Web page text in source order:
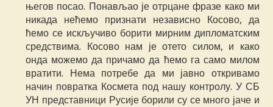
његов посао. Понављао је отрцане фразе како ми
никада нећемо признати независно Косово, да
ћемо се искључиво борити мирним дипломатским
средствима. Косово нам је отето силом, и како
онда можемо да причамо да ћемо га само милом
вратити. Нема потребе да ми јавно откривамо
начин повратка Космета под нашу контролу. У СБ
УН представници Русије борили су се много јаче и